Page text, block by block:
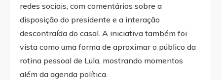
redes sociais, com comentários sobre a
disposição do presidente e a interação
descontraída do casal. A iniciativa também foi
vista como uma forma de aproximar o público da
rotina pessoal de Lula, mostrando momentos
além da agenda política.